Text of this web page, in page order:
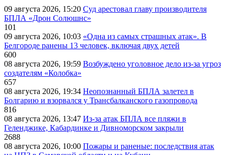
09 августа 2026, 15:20 Суд арестовал главу производителя
БПЛА «Дрон Солюшнс»
101
09 августа 2026, 10:03 «Одна из самых страшных атак». В
Белгороде ранены 13 человек, включая двух детей
600
08 августа 2026, 19:59 Возбуждено уголовное дело из-за угроз
создателям «Колобка»
657
08 августа 2026, 19:34 Неопознанный БПЛА залетел в
Болгарию и взорвался у Трансбалканского газопровода
816
08 августа 2026, 13:47 Из-за атак БПЛА все пляжи в
Геленджике, Кабардинке и Дивноморском закрыли
2688
08 августа 2026, 10:00 Пожары и раненые: последствия атак